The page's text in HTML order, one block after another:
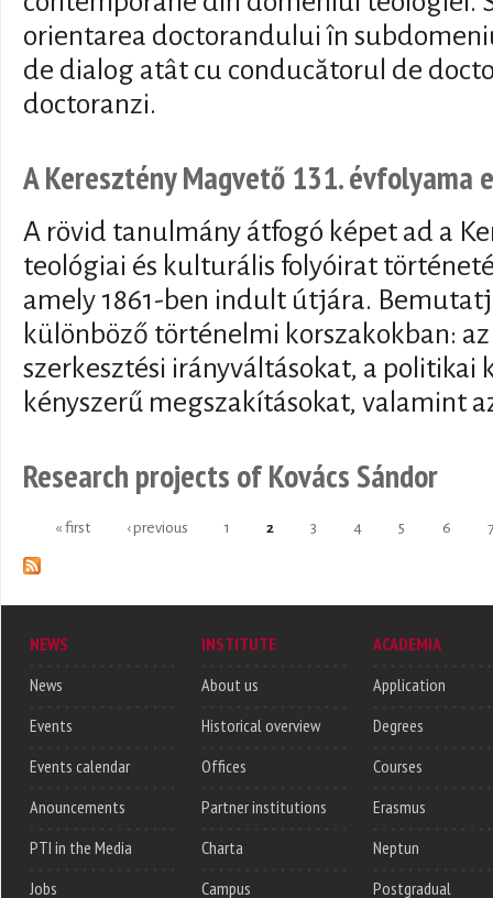
orientarea doctorandului în
de dialog atât cu conducătorul de
doctoranzi.
A Keresztény Magvető 131. évfolyama
A rövid tanulmány átfogó képet ad a
teológiai és kulturális folyóirat
amely 1861-ben indult útjára.
különböző történelmi korszakokban:
szerkesztési irányváltásokat, a politikai
kényszerű megszakításokat, valamint
Research projects of Kovács Sándor
« first ‹ previous 1 2 3 4 5 6 7
NEWS
News
Events
Events calendar
Anouncements
PTI in the Media
Jobs
INSTITUTE
About us
Historical overview
Offices
Partner institutions
Charta
Campus
ACADEMIA
Application
Degrees
Courses
Erasmus
Neptun
Postgradual